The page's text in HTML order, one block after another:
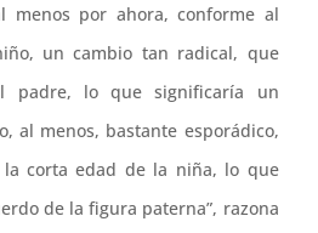
menos por ahora, conforme al
un cambio tan radical, que
padre, lo que significaría un
al menos, bastante esporádico,
la corta edad de la niña, lo que
de la figura paterna”, razona